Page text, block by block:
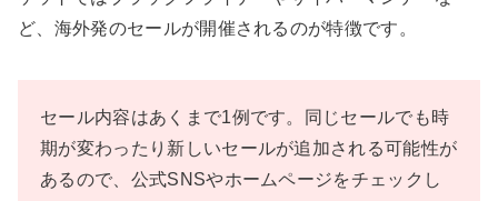
ど、海外発のセールが開催されるのが特徴です。
セール内容はあくまで1例です。同じセールでも時
期が変わったり新しいセールが追加される可能性が
あるので、公式SNSやホームページをチェックし